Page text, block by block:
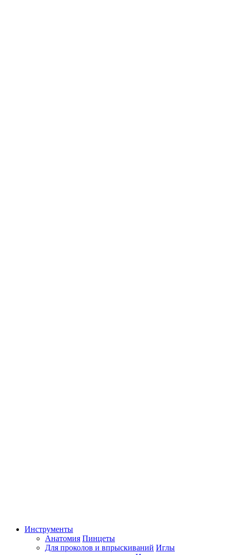
Инструменты
Анатомия Пинцеты
Для проколов и впрыскиваний Иглы